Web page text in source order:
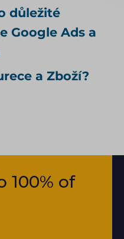
důležité
Google Ads a
a Zboží?
100% of